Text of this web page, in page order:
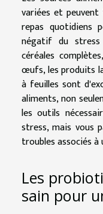
variées et
repas quotidiens
négatif du stress
céréales
œufs, les produits
à feuilles sont
aliments, non
les outils
stress, mais vous
troubles associés à
Les
sain pour